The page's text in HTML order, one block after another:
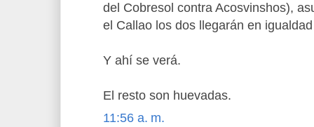
del Cobresol contra Acosvinshos),
el Callao los dos llegarán en
Y ahí se verá.
El resto son huevadas.
11:56 a. m.